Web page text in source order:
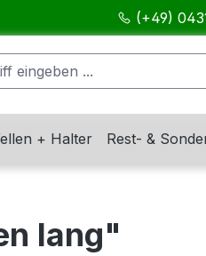
(+49)
+ Halter Rest- &
lang"